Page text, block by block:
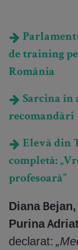
de training
România
Sarcina în
recomandări
Elevă din
completă:
profesoară”
Diana
Purina
declarat: